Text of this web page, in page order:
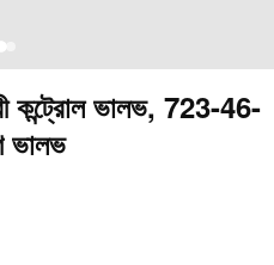
কন্ট্রোল ভালভ, 723-46-
ভালভ